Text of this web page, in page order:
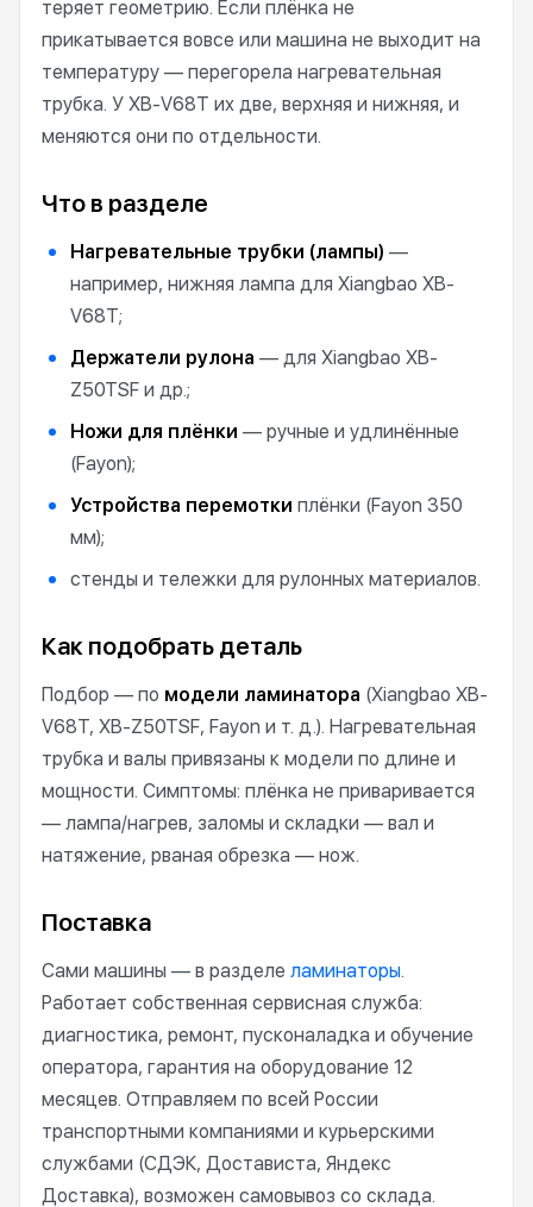
теряет геометрию. Если плёнка не
прикатывается вовсе или машина не выходит на
температуру — перегорела нагревательная
трубка. У XB-V68T их две, верхняя и нижняя, и
меняются они по отдельности.
Что в разделе
Нагревательные трубки (лампы) —
например, нижняя лампа для Xiangbao XB-
V68T;
Держатели рулона — для Xiangbao XB-
Z50TSF и др.;
Ножи для плёнки — ручные и удлинённые
(Fayon);
Устройства перемотки плёнки (Fayon 350
мм);
стенды и тележки для рулонных материалов.
Как подобрать деталь
Подбор — по модели ламинатора (Xiangbao XB-
V68T, XB-Z50TSF, Fayon и т. д.). Нагревательная
трубка и валы привязаны к модели по длине и
мощности. Симптомы: плёнка не приваривается
— лампа/нагрев, заломы и складки — вал и
натяжение, рваная обрезка — нож.
Поставка
Сами машины — в разделе ламинаторы.
Работает собственная сервисная служба:
диагностика, ремонт, пусконаладка и обучение
оператора, гарантия на оборудование 12
месяцев. Отправляем по всей России
транспортными компаниями и курьерскими
службами (СДЭК, Достависта, Яндекс
Доставка), возможен самовывоз со склада.